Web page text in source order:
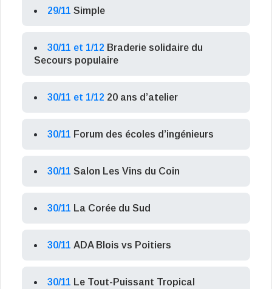
29/11 Simple
30/11 et 1/12 Braderie solidaire du
Secours populaire
30/11 et 1/12 20 ans d’atelier
30/11 Forum des écoles d’ingénieurs
30/11 Salon Les Vins du Coin
30/11 La Corée du Sud
30/11 ADA Blois vs Poitiers
30/11 Le Tout-Puissant Tropical